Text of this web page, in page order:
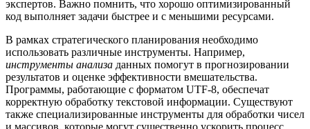
экспертов. Важно помнить, что хорошо оптимизированный
код выполняет задачи быстрее и с меньшими ресурсами.
В рамках стратегического планирования необходимо
использовать различные инструменты. Например,
инструменты анализа данных помогут в прогнозировании
результатов и оценке эффективности вмешательства.
Программы, работающие с форматом UTF-8, обеспечат
корректную обработку текстовой информации. Существуют
также специализированные инструменты для обработки чисел
и массивов, которые могут существенно ускорить процесс